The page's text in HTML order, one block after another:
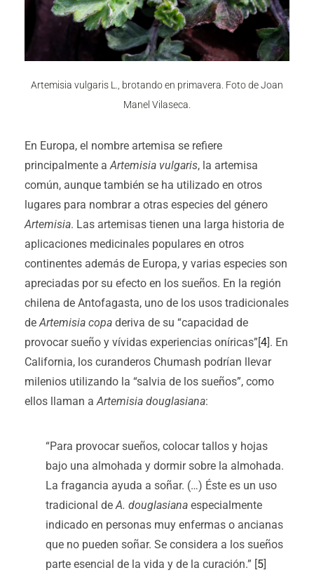
Artemisia vulgaris L., brotando en primavera. Foto de Joan
Manel Vilaseca.
En Europa, el nombre artemisa se refiere
principalmente aArtemisia vulgaris, la artemisa
común, aunque también se ha utilizado en otros
lugares para nombrar a otras especies del género
Artemisia. Las artemisas tienen una larga historia de
aplicaciones medicinales populares en otros
continentes además de Europa, y varias especies son
apreciadas por su efecto en los sueños. En la región
chilena de Antofagasta, uno de los usos tradicionales
deArtemisia copa deriva de su “capacidad de
provocar sueño y vívidas experiencias oníricas”[4]. En
California, los curanderos Chumash podrían llevar
milenios utilizando la “salvia de los sueños”, como
ellos llaman aArtemisia douglasiana:
“Para provocar sueños, colocar tallos y hojas
bajo una almohada y dormir sobre la almohada.
La fragancia ayuda a soñar. (…) Éste es un uso
tradicional deA. douglasiana especialmente
indicado en personas muy enfermas o ancianas
que no pueden soñar. Se considera a los sueños
parte esencial de la vida y de la curación.” [5]